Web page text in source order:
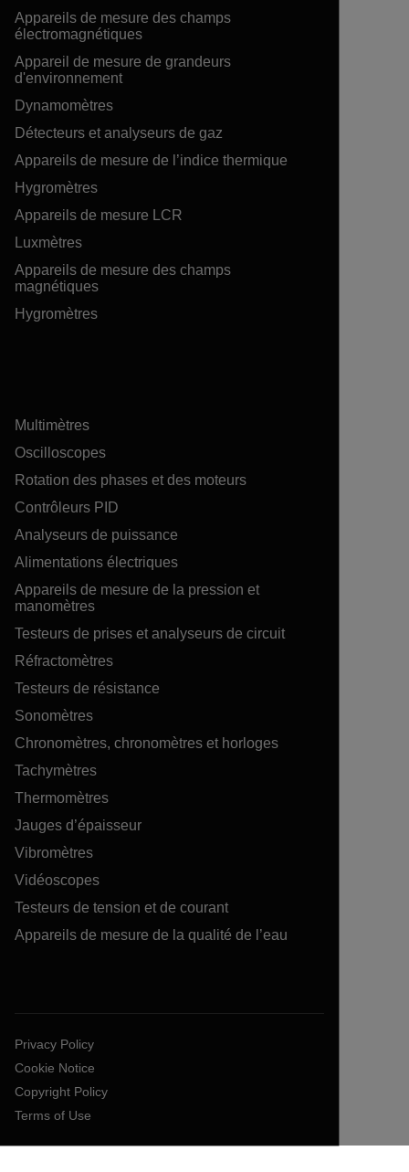
Appareils de mesure des champs
électromagnétiques
Appareil de mesure de grandeurs
d'environnement
Dynamomètres
Détecteurs et analyseurs de gaz
Appareils de mesure de l’indice thermique
Hygromètres
Appareils de mesure LCR
Luxmètres
Appareils de mesure des champs
magnétiques
Hygromètres
Multimètres
Oscilloscopes
Rotation des phases et des moteurs
Contrôleurs PID
Analyseurs de puissance
Alimentations électriques
Appareils de mesure de la pression et
manomètres
Testeurs de prises et analyseurs de circuit
Réfractomètres
Testeurs de résistance
Sonomètres
Chronomètres, chronomètres et horloges
Tachymètres
Thermomètres
Jauges d’épaisseur
Vibromètres
Vidéoscopes
Testeurs de tension et de courant
Appareils de mesure de la qualité de l’eau
Privacy Policy
Cookie Notice
Copyright Policy
Terms of Use